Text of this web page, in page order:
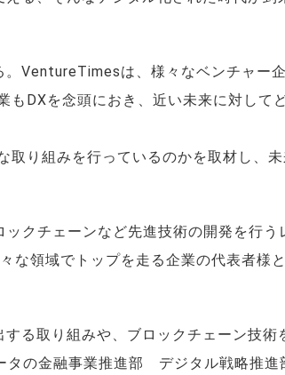
VentureTimesは、様々なベンチャー
もDXを念頭におき、近い未来に対して
取り組みを行っているのかを取材し、
クチェーンなど先進技術の開発を行う
な領域でトップを走る企業の代表者様
る取り組みや、ブロックチェーン技術
タの金融事業推進部 デジタル戦略推